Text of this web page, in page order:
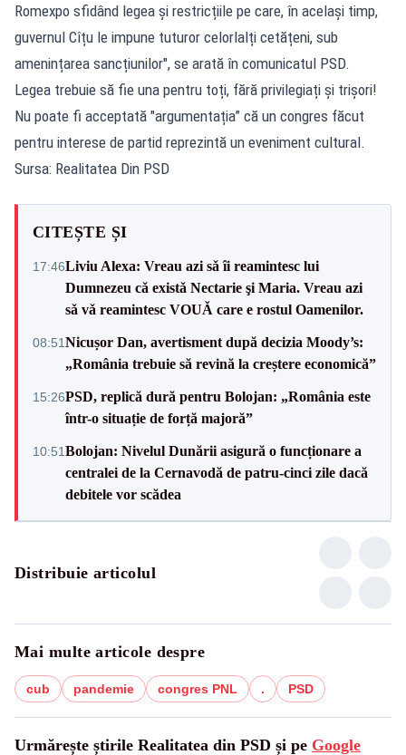
Romexpo sfidând legea și restricțiile pe care, în același timp,
guvernul Cîțu le impune tuturor celorlalți cetățeni, sub
amenințarea sancțiunilor", se arată în comunicatul PSD.
Legea trebuie să fie una pentru toți, fără privilegiați și trișori!
Nu poate fi acceptată "argumentația” că un congres făcut
pentru interese de partid reprezintă un eveniment cultural.
Sursa: Realitatea Din PSD
CITEȘTE ȘI
17:46Liviu Alexa: Vreau azi sǎ îi reamintesc lui
Dumnezeu cǎ existǎ Nectarie şi Maria. Vreau azi
sǎ vǎ reamintesc VOUǍ care e rostul Oamenilor.
08:51Nicușor Dan, avertisment după decizia Moody’s:
„România trebuie să revină la creștere economică”
15:26PSD, replică dură pentru Bolojan: „România este
într-o situație de forță majoră”
10:51Bolojan: Nivelul Dunării asigură o funcționare a
centralei de la Cernavodă de patru-cinci zile dacă
debitele vor scădea
Distribuie articolul
Mai multe articole despre
cub pandemie congres PNL . PSD
Urmărește știrile Realitatea din PSD și pe Google